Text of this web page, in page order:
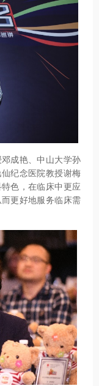
成艳、中山大学孙
纪念医院教授谢梅
色，在临床中更应
更好地服务临床需